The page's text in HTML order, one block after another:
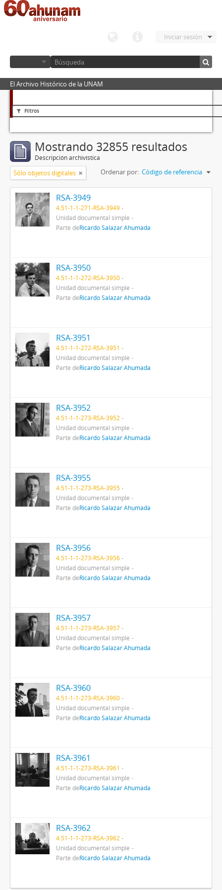
Iniciar sesión
El Archivo Histórico de la UNAM
Filtros
Mostrando 32855 resultados
Descripción archivística
Sólo objetos digitales Ordenar por: Código de referencia
RSA-3949
4.51-1-1-271-RSA-3949
Unidad documental simple
Parte deRicardo Salazar Ahumada
RSA-3950
4.51-1-1-272-RSA-3950
Unidad documental simple
Parte deRicardo Salazar Ahumada
RSA-3951
4.51-1-1-272-RSA-3951
Unidad documental simple
Parte deRicardo Salazar Ahumada
RSA-3952
4.51-1-1-273-RSA-3952
Unidad documental simple
Parte deRicardo Salazar Ahumada
RSA-3955
4.51-1-1-273-RSA-3955
Unidad documental simple
Parte deRicardo Salazar Ahumada
RSA-3956
4.51-1-1-273-RSA-3956
Unidad documental simple
Parte deRicardo Salazar Ahumada
RSA-3957
4.51-1-1-273-RSA-3957
Unidad documental simple
Parte deRicardo Salazar Ahumada
RSA-3960
4.51-1-1-273-RSA-3960
Unidad documental simple
Parte deRicardo Salazar Ahumada
RSA-3961
4.51-1-1-273-RSA-3961
Unidad documental simple
Parte deRicardo Salazar Ahumada
RSA-3962
4.51-1-1-273-RSA-3962
Unidad documental simple
Parte deRicardo Salazar Ahumada